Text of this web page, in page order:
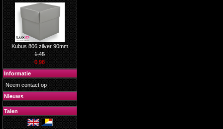
Kubus 806 zilver 90mm
1,45
0,98
Informatie
Neem contact op
Nieuws
Talen